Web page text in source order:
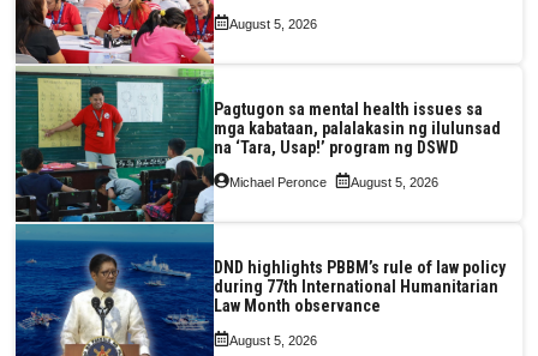
August 5, 2026
Pagtugon sa mental health issues sa
mga kabataan, palalakasin ng ilulunsad
na ‘Tara, Usap!’ program ng DSWD
Michael Peronce August 5, 2026
DND highlights PBBM’s rule of law policy
during 77th International Humanitarian
Law Month observance
August 5, 2026